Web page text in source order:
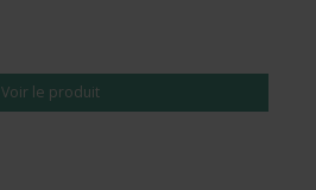
Voir le produit